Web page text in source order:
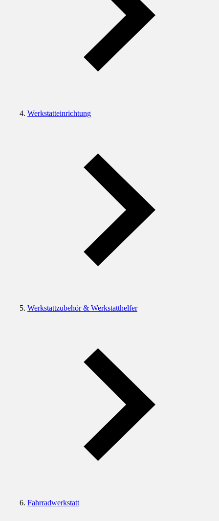
Werkstatteinrichtung
Werkstattzubehör & Werkstatthelfer
Fahrradwerkstatt